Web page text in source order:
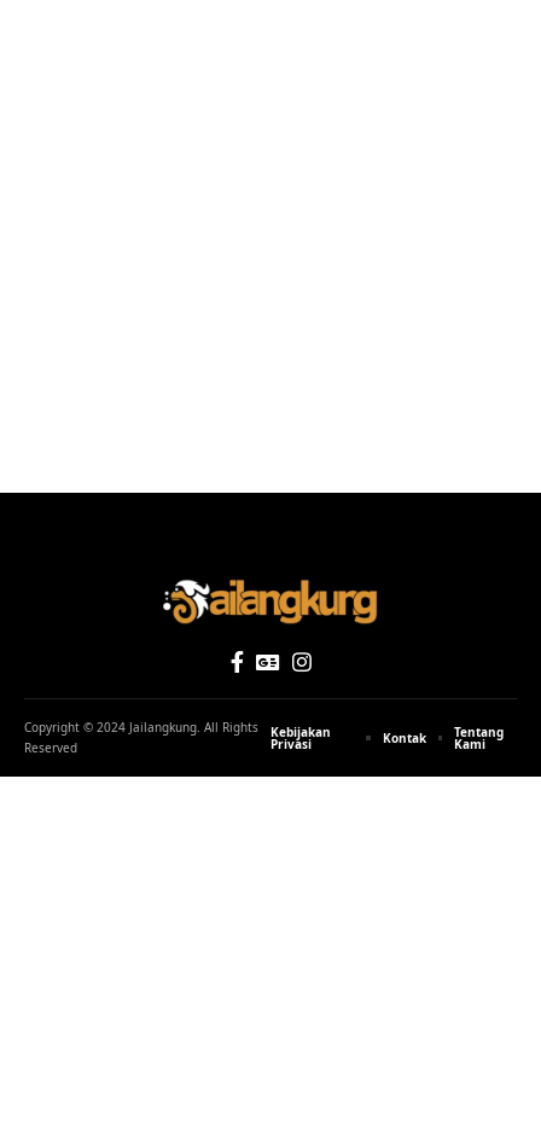
Copyright © 2024 Jailangkung. All Rights
Reserved
Kebijakan
Privasi Kontak Tentang
Kami